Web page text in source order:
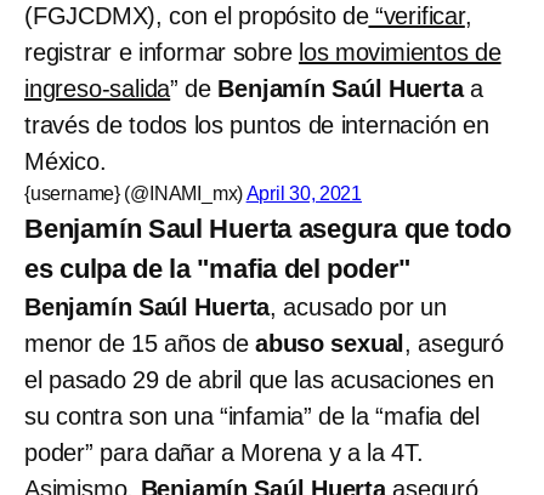
(FGJCDMX), con el propósito de“verificar,
registrar e informar sobre los movimientos de
ingreso-salida” de Benjamín Saúl Huertaa
través de todos los puntos de internación en
México.
{username} (@INAMI_mx)April 30, 2021
Benjamín Saul Huerta asegura que todo
es culpa de la "mafia del poder"
Benjamín Saúl Huerta, acusado por un
menor de 15 años deabuso sexual , aseguró
el pasado 29 de abril que las acusaciones en
su contra son una “infamia” de la “mafia del
poder” para dañar a Morena y a la 4T.
Asimismo, Benjamín Saúl Huertaaseguró